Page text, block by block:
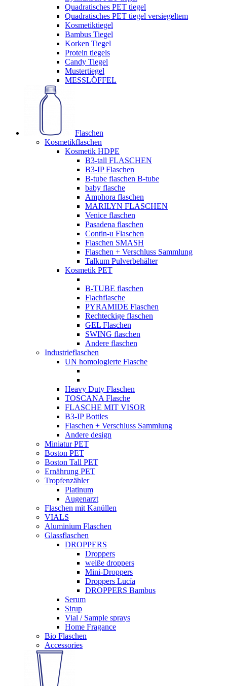
Quadratisches PET tiegel
Quadratisches PET tiegel versiegeltem
Kosmetiktiegel
Bambus Tiegel
Korken Tiegel
Protein tiegels
Candy Tiegel
Mustertiegel
MESSLÖFFEL
Flaschen
Kosmetikflaschen
Kosmetik HDPE
B3-tall FLASCHEN
B3-IP Flaschen
B-tube flaschen B-tube
baby flasche
Amphora flaschen
MARILYN FLASCHEN
Venice flaschen
Pasadena flaschen
Contin-u Flaschen
Flaschen SMASH
Flaschen + Verschluss Sammlung
Talkum Pulverbehälter
Kosmetik PET
B-TUBE flaschen
Flachflasche
PYRAMIDE Flaschen
Rechteckige flaschen
GEL Flaschen
SWING flaschen
Andere flaschen
Industrieflaschen
UN homologierte Flasche
Heavy Duty Flaschen
TOSCANA Flasche
FLASCHE MIT VISOR
B3-IP Bottles
Flaschen + Verschluss Sammlung
Andere design
Miniatur PET
Boston PET
Boston Tall PET
Ernährung PET
Tropfenzähler
Platinum
Augenarzt
Flaschen mit Kanüllen
VIALS
Aluminium Flaschen
Glassflaschen
DROPPERS
Droppers
weiße droppers
Mini-Droppers
Droppers Lucía
DROPPERS Bambus
Serum
Sirup
Vial / Sample sprays
Home Fragance
Bio Flaschen
Accessories